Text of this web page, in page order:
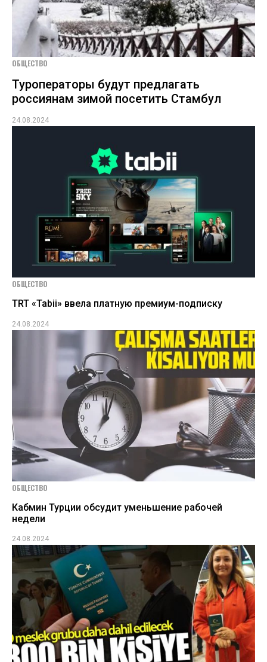
ОБЩЕСТВО
Туроператоры будут предлагать
россиянам зимой посетить Стамбул
24.08.2024
ОБЩЕСТВО
TRT «Tabii» ввела платную премиум-подписку
24.08.2024
ОБЩЕСТВО
Кабмин Турции обсудит уменьшение рабочей
недели
24.08.2024